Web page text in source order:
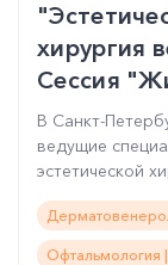
хирургия
Сессия
В Санкт-
ведущие
эстетической
Офтальмология